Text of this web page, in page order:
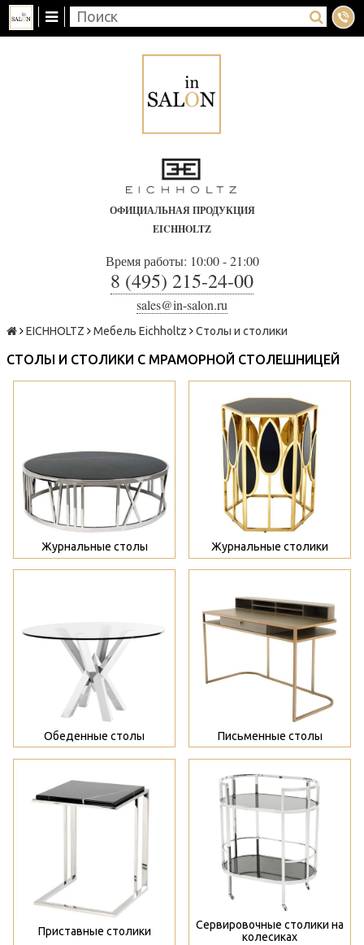
ОФИЦИАЛЬНАЯ ПРОДУКЦИЯ
EICHHOLTZ
Время работы: 10:00 - 21:00
8 (495) 215-24-00
sales@in-salon.ru
EICHHOLTZ Мебель Eichholtz Столы и столики
СТОЛЫ И СТОЛИКИ С МРАМОРНОЙ СТОЛЕШНИЦЕЙ
Журнальные столы Журнальные столики
Обеденные столы Письменные столы
Приставные столики
Сервировочные столики на
колесиках